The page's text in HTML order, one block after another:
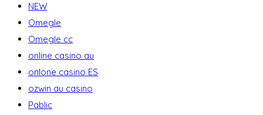
NEW
Omegle
Omegle cc
online casino au
onlone casino ES
ozwin au casino
Pablic